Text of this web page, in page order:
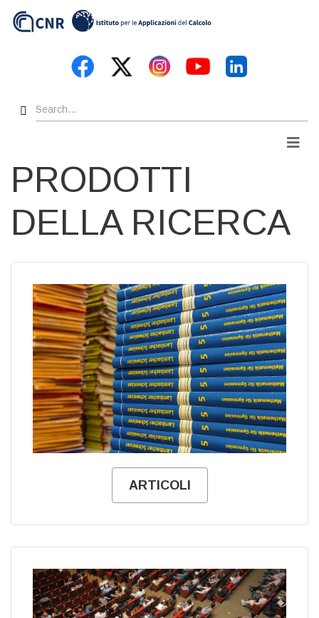
Search
PRODOTTI
DELLA RICERCA
ARTICOLI